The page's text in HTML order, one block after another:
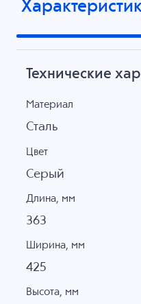
Технические
Материал
Сталь
Цвет
Серый
Длина, мм
363
Ширина, мм
425
Высота, мм